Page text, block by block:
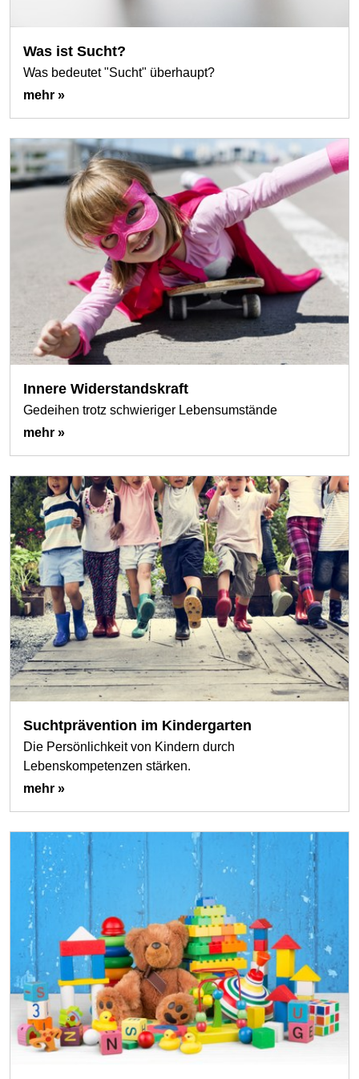
Was ist Sucht?
Was bedeutet "Sucht" überhaupt?
mehr »
Innere Widerstandskraft
Gedeihen trotz schwieriger Lebensumstände
mehr »
Suchtprävention im Kindergarten
Die Persönlichkeit von Kindern durch
Lebenskompetenzen stärken.
mehr »